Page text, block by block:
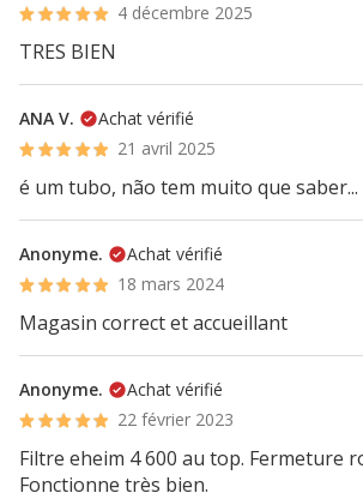
4 décembre 2025
TRES BIEN
ANA V.
Achat vérifié
21 avril 2025
é um tubo, não tem muito que saber...
Anonyme.
Achat vérifié
18 mars 2024
Magasin correct et accueillant
Anonyme.
Achat vérifié
22 février 2023
Filtre eheim 4 600 au top. Fermeture
Fonctionne très bien.